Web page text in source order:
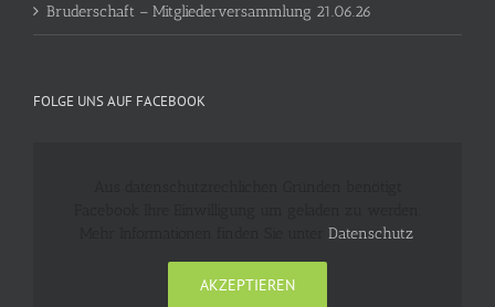
Bruderschaft – Mitgliederversammlung 21.06.26
FOLGE UNS AUF FACEBOOK
Datenschutz
AKZEPTIEREN